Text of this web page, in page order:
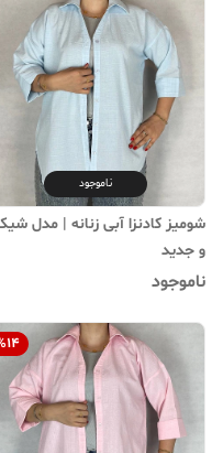
ناموجود
شومیز کادنزا آبی زنانه | مدل
و جدید
ناموجود
14